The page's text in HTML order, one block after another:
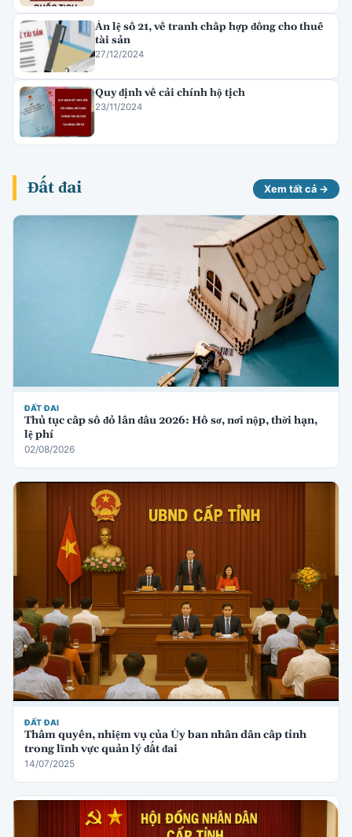
Án lệ số 21, về tranh chấp hợp đồng cho thuê
tài sản
27/12/2024
Quy định về cải chính hộ tịch
23/11/2024
Đất đai Xem tất cả →
ĐẤT ĐAI
Thủ tục cấp sổ đỏ lần đầu 2026: Hồ sơ, nơi nộp, thời hạn,
lệ phí
02/08/2026
ĐẤT ĐAI
Thẩm quyền, nhiệm vụ của Ủy ban nhân dân cấp tỉnh
trong lĩnh vực quản lý đất đai
14/07/2025